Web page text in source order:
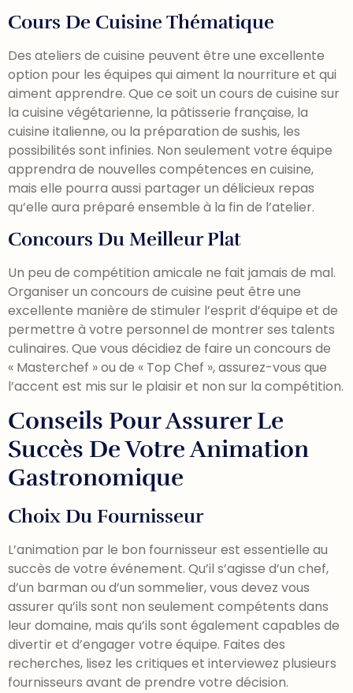
Cours De Cuisine Thématique
Des ateliers de cuisine peuvent être une excellente
option pour les équipes qui aiment la nourriture et qui
aiment apprendre. Que ce soit un cours de cuisine sur
la cuisine végétarienne, la pâtisserie française, la
cuisine italienne, ou la préparation de sushis, les
possibilités sont infinies. Non seulement votre équipe
apprendra de nouvelles compétences en cuisine,
mais elle pourra aussi partager un délicieux repas
qu’elle aura préparé ensemble à la fin de l’atelier.
Concours Du Meilleur Plat
Un peu de compétition amicale ne fait jamais de mal.
Organiser un concours de cuisine peut être une
excellente manière de stimuler l’esprit d’équipe et de
permettre à votre personnel de montrer ses talents
culinaires. Que vous décidiez de faire un concours de
« Masterchef » ou de « Top Chef », assurez-vous que
l’accent est mis sur le plaisir et non sur la compétition.
Conseils Pour Assurer Le
Succès De Votre Animation
Gastronomique
Choix Du Fournisseur
L’animation par le bon fournisseur est essentielle au
succès de votre événement. Qu’il s’agisse d’un chef,
d’un barman ou d’un sommelier, vous devez vous
assurer qu’ils sont non seulement compétents dans
leur domaine, mais qu’ils sont également capables de
divertir et d’engager votre équipe. Faites des
recherches, lisez les critiques et interviewez plusieurs
fournisseurs avant de prendre votre décision.